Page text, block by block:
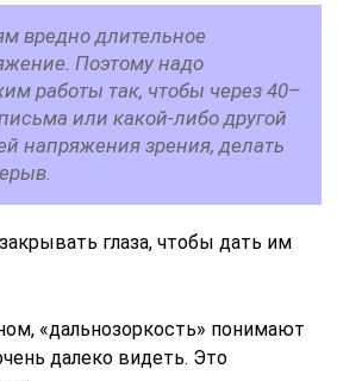
вредно длительное
Поэтому надо
работы так, чтобы через 40–
или какой-либо другой
напряжения зрения, делать
глаза, чтобы дать им
«дальнозоркость» понимают
далеко видеть. Это